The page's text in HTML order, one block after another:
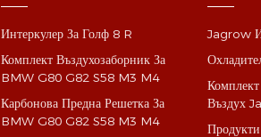
Интеркулер За Голф 8 R
Комплект Въздухозаборник За
BMW G80 G82 S58 M3 M4
Карбонова Предна Решетка За
BMW G80 G82 S58 M3 M4
Jagrow
Въздух